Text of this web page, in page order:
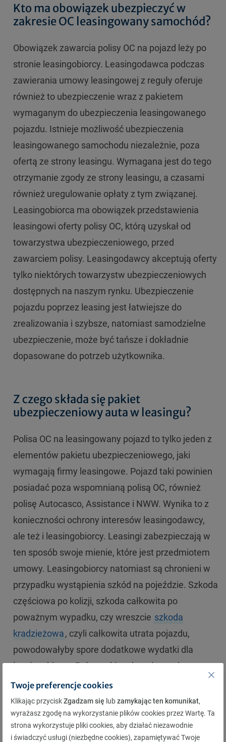
Kto ma obowiązek ubezpieczyć w
zakresie OC leasingowany samochód?
Obowiązek zawarcia polisy OC na pojazd leży po
stronie leasingobiorcy. Leasingodawca podczas
zawierania umowy leasingowej z reguły oferuje
również to ubezpieczenie wraz z pakietem
wymaganym do ubezpieczenia leasingowanego
pojazdu. Istnieje możliwość ubezpieczenia
leasingowanego samochodu niezależnie, poza
ofertą ze strony leasingu. Wymagana jest do tego
otrzymanie zgody ze strony leasingu, a czasami
również uregulowanie opłaty z tym związanej.
Leasingobiorca ma obowiązek przedstawienia
leasingowi oferty polisy OC, którą uzyskał od
towarzystwa ubezpieczeniowego, przed
zawarciem polisy. Leasingodawcy akceptują oferty
tylko niektórych towarzystw ubezpieczeniowych
dostępnych na naszym rynku. Ubezpieczenie
pojazdu poprzez leasing jest łatwiejsze do
zrealizowania i szybsze, natomiast samodzielne
ubezpieczenie, może być tańsze i dokładnie
dopasowane do potrzeb użytkownika.
Z czego składa się pakiet
ubezpieczeniowy auta w leasingu?
Polisa OC na leasingowany pojazd to tylko jeden z
elementów pakietu ubezpieczeniowego, jaki
wymagają firmy leasingowe. Pojazd taki powinien
posiadać poza wspomnianą polisą OC, również
polisę Autocasco, Assistance i NWW. Wynika to z
konieczności ochrony interesów leasingodawcy,
ale też i leasingobiorcy. Leasingi zabezpieczają w
ten sposób swoje mienie, które jest przedmiotem
umowy. Leasingobiorcy natomiast są chronieni w
przypadku wystąpienia szkód na pojeździe. Szkoda
częściowa po kolizji, szkoda całkowita po
poważnym wypadku, czy wreszcie szkoda
kradzieżowa, czyli całkowita utrata pojazdu,
powodowałyby spore dodatkowe wydatki dla
leasingobiorcy. Pełny pakiet ubezpieczenia na
leasingowanym pojeździe powoduje, że nawet po
kradzieży pojazdu, leasingobiorca nie musi płacić
pozostałej, wynikającej z umowy kwoty.
Twoje preferencje cookies
Klikając przyciskZgadzam się lubzamykając ten komunikat,
wyrażasz zgodę na wykorzystanie plików cookies przez Wartę. Ta
strona wykorzystuje pliki cookies, aby działać niezawodnie
i świadczyć usługi (niezbędne cookies), zapamiętywać Twoje